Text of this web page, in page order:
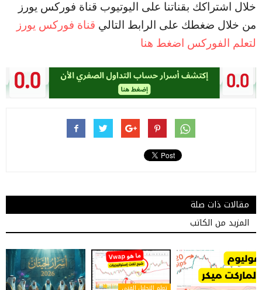
خلال اشتراكك بقناتنا على اليوتيوب قناة فوركس يورز
من خلال ضغطك على الرابط التالي قناة فوركس يورز
لتعلم الفوركس اضغط هنا
مقالات ذات صلة
المزيد من الكاتب